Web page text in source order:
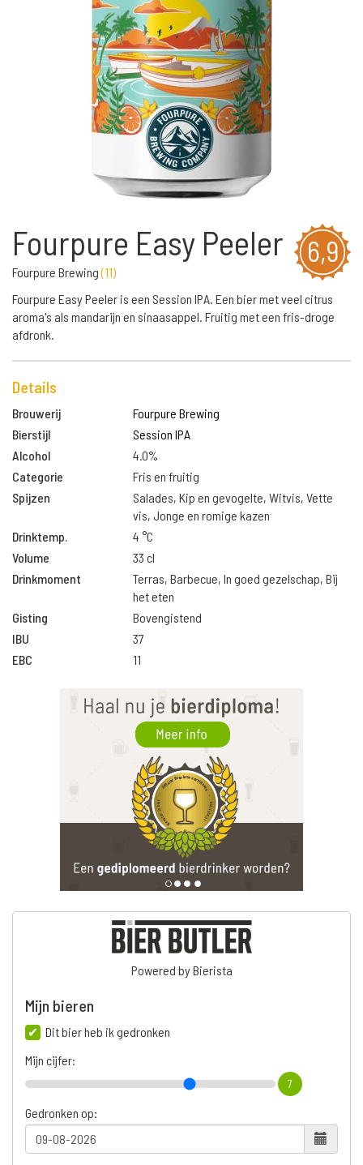
6,9
Fourpure Easy Peeler
Fourpure Brewing(11)
Fourpure Easy Peeler is een Session IPA. Een bier met veel citrus
aroma's als mandarijn en sinaasappel. Fruitig met een fris-droge
afdronk.
Details
Brouwerij
Fourpure Brewing
Bierstijl
Session IPA
Alcohol
4.0%
Categorie
Fris en fruitig
Spijzen
Salades, Kip en gevogelte, Witvis, Vette
vis, Jonge en romige kazen
Drinktemp.
4 °C
Volume
33 cl
Drinkmoment
Terras, Barbecue, In goed gezelschap, Bij
het eten
Gisting
Bovengistend
IBU
37
EBC
11
Powered by Bierista
Mijn bieren
Dit bier heb ik gedronken
Mijn cijfer:
7
Gedronken op: